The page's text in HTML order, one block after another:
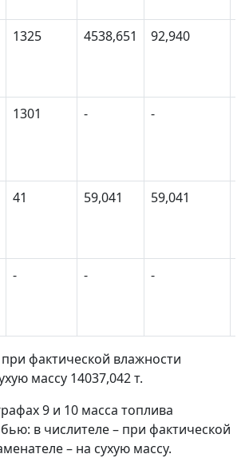
1325 4538,651 92,940
1301 - -
41 59,041 59,041
- - -
фактической влажности
массу 14037,042 т.
9 и 10 масса топлива
в числителе– при фактической
– на сухую массу.